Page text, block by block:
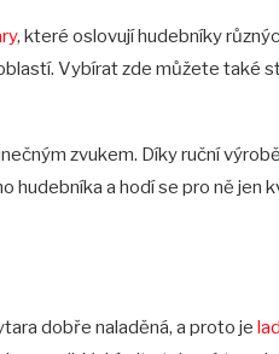
, které oslovují hudebníky
Vybírat zde můžete také
zvukem. Díky ruční
a hodí se pro ně jen
dobře naladěná, a proto je